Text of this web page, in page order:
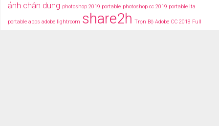
ảnh chân dung photoshop 2019 portable photoshop cc 2019 portable ita
portable apps adobe lightroom share2h Trọn Bộ Adobe CC 2018 Full